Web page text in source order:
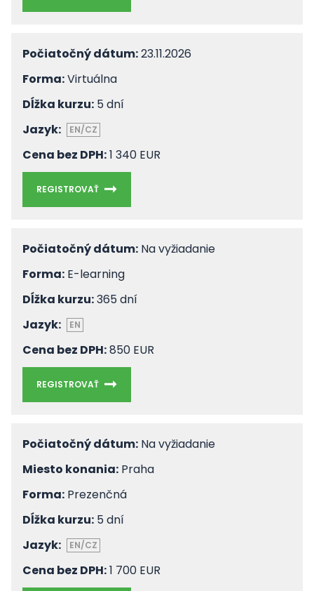
Počiatočný dátum:23.11.2026
Forma:Virtuálna
Dĺžka kurzu: 5 dní
Jazyk:
EN/CZ
Cena bez DPH:1 340 EUR
REGISTROVAŤ
Počiatočný dátum: Na vyžiadanie
Forma: E-learning
Dĺžka kurzu:365 dní
Jazyk:
EN
Cena bez DPH:850 EUR
REGISTROVAŤ
Počiatočný dátum: Na vyžiadanie
Miesto konania: Praha
Forma: Prezenčná
Dĺžka kurzu: 5 dní
Jazyk:
EN/CZ
Cena bez DPH:1 700 EUR